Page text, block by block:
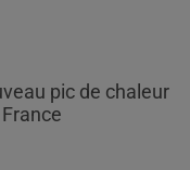
pic de chaleur